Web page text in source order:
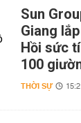
Sun
Giang
Hồi sức
100
THỜI SỰ